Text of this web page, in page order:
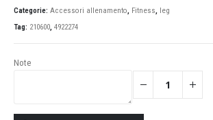
Categorie: Accessori allenamento, Fitness, leg
Tag: 210600, 4922274
Note